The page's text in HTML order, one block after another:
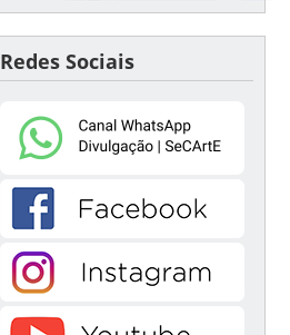
Redes Sociais